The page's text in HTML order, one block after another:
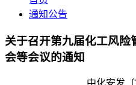
通知公告
关于召开第九届化工风险
会等会议的通知